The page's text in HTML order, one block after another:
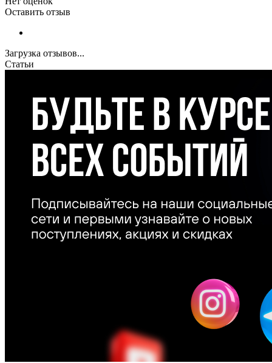
Оставить отзыв
Загрузка отзывов...
Статьи